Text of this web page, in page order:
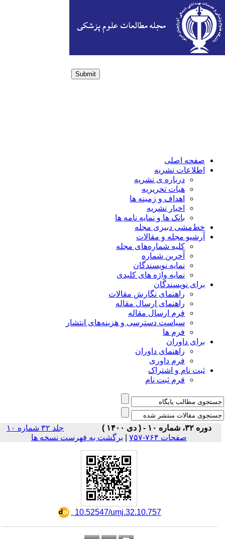
Submit
صفحه اصلی
اطلاعات نشریه
درباره ی نشریه
هیات تحریریه
اهداف و زمینه ها
اخبار نشریه
بانک ها و نمایه نامه ها
خط‌مشی دبیری مجله
آرشیو مجله و مقالات
کلیه شماره‌های مجله
آخرین شماره
نمایه نویسندگان
نمایه واژه های کلیدی
برای نویسندگان
راهنمای نگارش مقالات
راهنمای ارسال مقاله
فرم ارسال مقاله
سیاست دسترسی و هزینه‌های انتشار
فرم ها
برای داوران
راهنمای داوران
فرم داوری
ثبت نام و اشتراک
فرم ثبت نام
دوره ۳۲، شماره ۱۰ - ( دی ۱۴۰۰ )
جلد ۳۲ شماره ۱۰
صفحات ۷۶۴-۷۵۷
| برگشت به فهرست نسخه ها
‎ 10.52547/umj.32.10.757